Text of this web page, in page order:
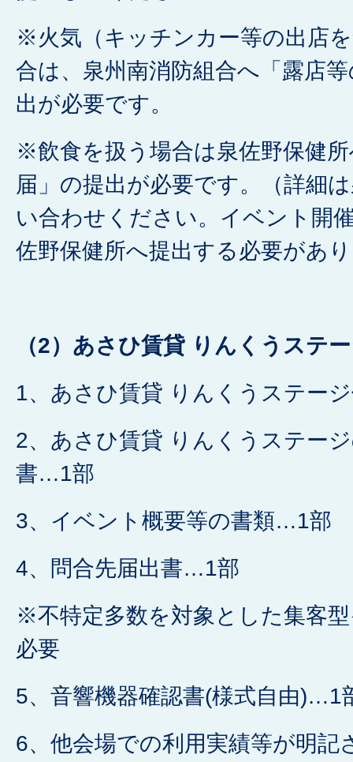
※火気（キッチンカー等の出店
合は、泉州南消防組合へ「露店
出が必要です。
※飲食を扱う場合は泉佐野保健
届」の提出が必要です。（詳細
い合わせください。イベント開
佐野保健所へ提出する必要があ
（2）あさひ賃貸 りんくうステ
1、あさひ賃貸 りんくうステー
2、あさひ賃貸 りんくうステー
書…1部
3、イベント概要等の書類…1部
4、問合先届出書…1部
※不特定多数を対象とした集客
必要
5、音響機器確認書(様式自由)…1
6、他会場での利用実績等が明